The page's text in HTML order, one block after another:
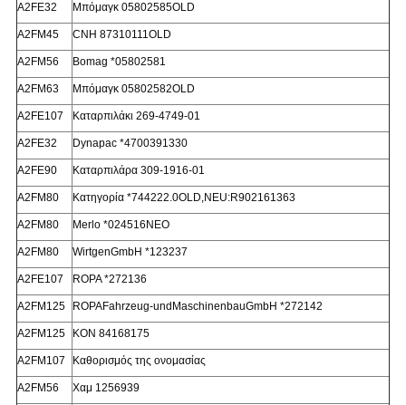
Α2FE32 Μπόμαγκ 05802585OLD
Α2FM45 CNH 87310111OLD
Α2FM56 Bomag *05802581
Α2FM63 Μπόμαγκ 05802582OLD
Α2FE107 Καταρπιλάκι 269-4749-01
Α2FE32 Dynapac *4700391330
Α2FE90 Καταρπιλάρα 309-1916-01
Α2FM80 Κατηγορία *744222.0OLD,NEU:R902161363
Α2FM80 Merlo *024516ΝΕΟ
Α2FM80 WirtgenGmbH *123237
Α2FE107 ROPA *272136
Α2FM125 ROPAFahrzeug-undMaschinenbauGmbH *272142
Α2FM125 ΚΟΝ 84168175
Α2FM107 Καθορισμός της ονομασίας
Α2FM56 Χαμ 1256939